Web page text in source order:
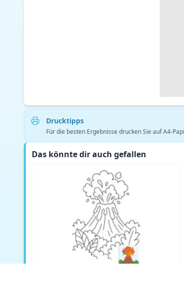
Drucktipps
Für die besten Ergebnisse drucken Sie auf A4-
Das könnte dir auch gefallen